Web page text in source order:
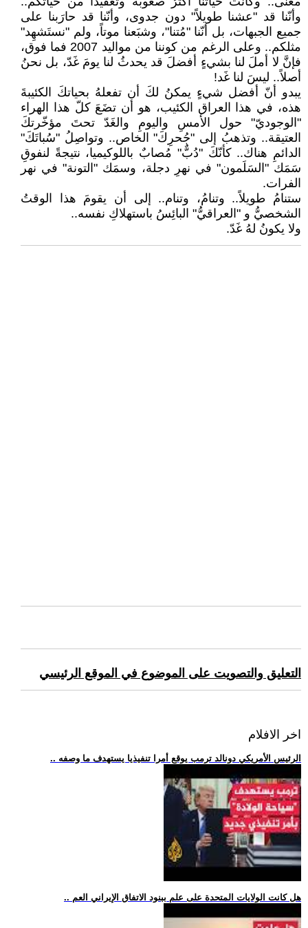
وأنّنا قد "عشنا طويلاً" دون جدوى، وأنّنا قد حارَبنا على
جميع الجبهات، بل أنّنا "مُتنا"، وشبَعنا موتاً، ولم "نستَشهِد"
مثلكم.. وعلى الرغم من كوننا من مواليد 2007 فما فوق،
فإنَّ لا أملَ لنا بشيءٍ أفضلَ قد يحدثُ لنا يومَ غَدّ، بل نحنُ
أصلاً.. ليسَ لنا غَد!
يبدو أنّ أفضل شيءٍ يمكنُ لكَ أن تفعلهُ بحياتكَ الكئيبةَ
هذه، في هذا العراق الكئيب، هو أن تضَعَ كلّ هذا الهراء
"الوجوديّ" حول الأمسِ واليومِ والغَدّ تحتَ مؤخّرتكَ
العتيقة.. وتذهبُ إلى "جُحرِكَ" الخاص.. وتواصِلُ "سُباتَكَ"
الدائمِ هناك.. كأنّكَ "دُبٌّ" مُصابٌ باللوكيميا، نتيجةً لنفوقِ
سَمَك "السَلَمون" في نهرِ دجلة، وسمَك "التونة" في نهر
الفرات.
ستنامُ طويلاً.. وتنامُ، وتنام.. إلى أن يقومَ هذا الوقتُ
الشخصيُّ و "العراقيُّ" البائِسُ باستهلاكِ نفسه..
ولا يكونُ لهُ غَدّ.
التعليق والتصويت على الموضوع في الموقع الرئيسي
اخر الافلام
.. الرئيس الأمريكي دونالد ترمب يوقع أمرا تنفيذيا يستهدف ما وصفه
.. هل كانت الولايات المتحدة على علم ببنود الاتفاق الإيراني العم